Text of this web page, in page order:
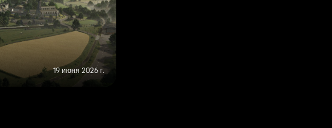
19 июня 2026 г.